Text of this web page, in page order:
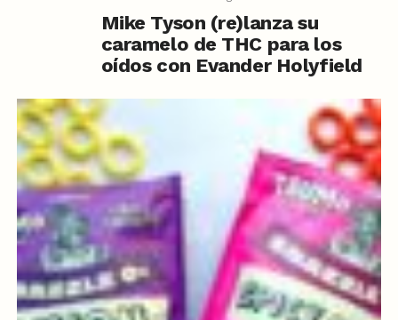
Mike Tyson (re)lanza su
caramelo de THC para los
oídos con Evander Holyfield